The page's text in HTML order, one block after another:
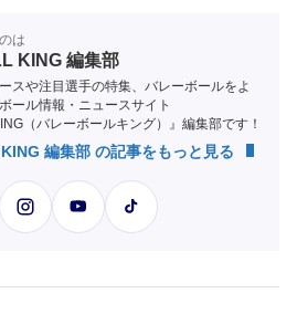
は
KING 編集部
スや注目選手の特集、バレーボールをよ
ール情報・ニュースサイト
（バレーボールキング）』編集部です！
編集部 の記事をもっと見る